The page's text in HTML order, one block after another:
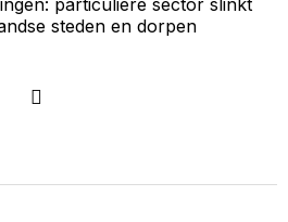
particuliere sector slinkt
steden en dorpen